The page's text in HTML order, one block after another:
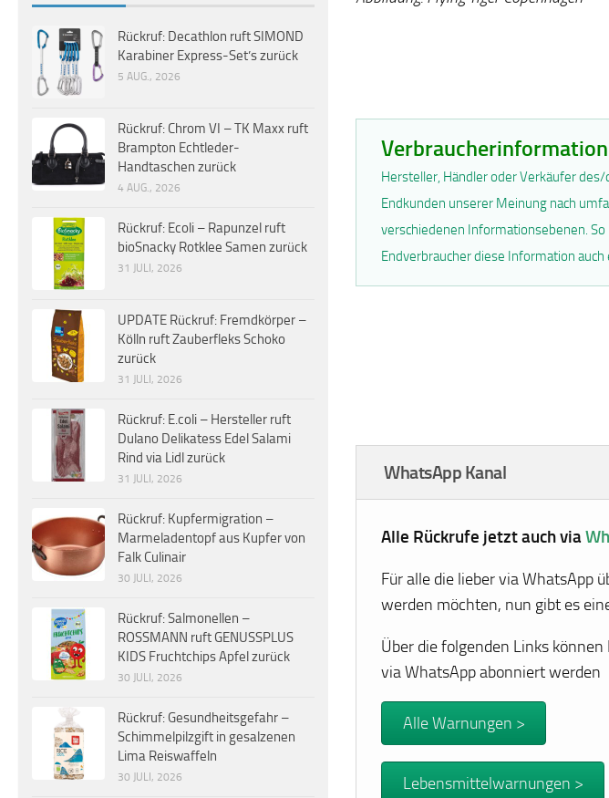
Verbraucherinformation
Hersteller, Händler oder Verkäufer
Endkunden unserer Meinung nach
verschiedenen Informationsebenen.
Endverbraucher diese Information auch
WhatsApp Kanal
Alle Rückrufe jetzt auch via
Für alle die lieber via WhatsApp
werden möchten, nun gibt es
Über die folgenden Links
via WhatsApp abonniert werden
Alle Warnungen >
Lebensmittelwarnungen >
Rückruf: Decathlon ruft SIMOND
Karabiner Express-Set’s zurück
5 AUG., 2026
Rückruf: Chrom VI – TK Maxx ruft
Brampton Echtleder-
Handtaschen zurück
4 AUG., 2026
Rückruf: Ecoli – Rapunzel ruft
bioSnacky Rotklee Samen zurück
31 JULI, 2026
UPDATE Rückruf: Fremdkörper –
Kölln ruft Zauberfleks Schoko
zurück
31 JULI, 2026
Rückruf: E.coli – Hersteller ruft
Dulano Delikatess Edel Salami
Rind via Lidl zurück
31 JULI, 2026
Rückruf: Kupfermigration –
Marmeladentopf aus Kupfer von
Falk Culinair
30 JULI, 2026
Rückruf: Salmonellen –
ROSSMANN ruft GENUSSPLUS
KIDS Fruchtchips Apfel zurück
30 JULI, 2026
Rückruf: Gesundheitsgefahr –
Schimmelpilzgift in gesalzenen
Lima Reiswaffeln
30 JULI, 2026